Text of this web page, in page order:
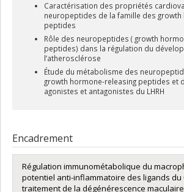
Caractérisation des propriétés
neuropeptides de la famille des
peptides
Rôle des neuropeptides ( growth
peptides) dans la régulation du
l’atherosclérose
Étude du métabolisme des
growth hormone-releasing peptides et
agonistes et antagonistes du LHRH
Encadrement
Régulation immunométabolique du
potentiel anti-inflammatoire des ligands du
traitement de la dégénérescence maculaire